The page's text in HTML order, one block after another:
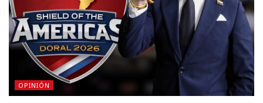
OPINIÓN